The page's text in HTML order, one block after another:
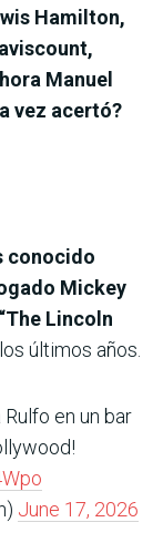
Hamilton,
Manuel
vez acertó?
conocido
Mickey
Lincoln
últimos años.
en un bar
June 17, 2026